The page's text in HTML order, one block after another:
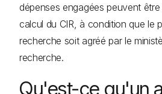
dépenses engagées peuvent
calcul du CIR, à condition que le
recherche soit agréé par le
recherche.
Qu'est-ce qu'un